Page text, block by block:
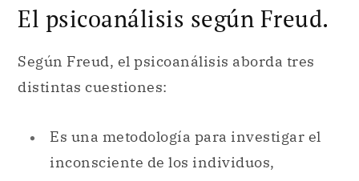
El psicoanálisis según Freud.
Según Freud, el psicoanálisis aborda tres
distintas cuestiones:
Es una metodología para investigar el
inconsciente de los individuos,